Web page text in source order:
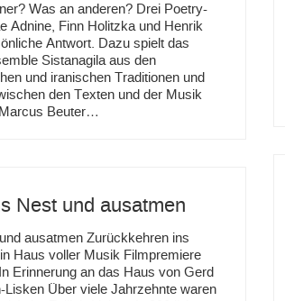
Was an anderen? Drei Poetry-
Adnine, Finn Holitzka und Henrik
Antwort. Dazu spielt das
Sistanagila aus den
und iranischen Traditionen und
den Texten und der Musik
Beuter…
Nest und ausatmen
ausatmen Zurückkehren ins
Haus voller Musik Filmpremiere
Erinnerung an das Haus von Gerd
Lisken Über viele Jahrzehnte waren